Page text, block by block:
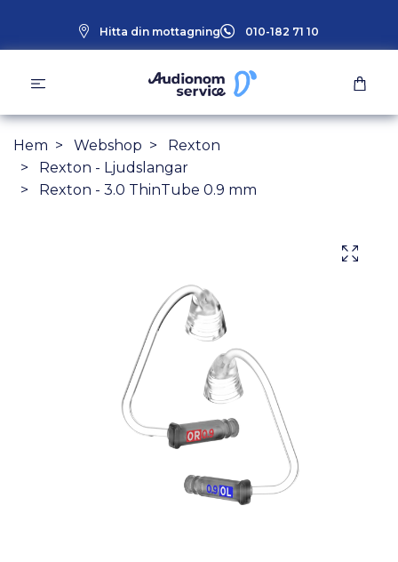
Hitta din mottagning 010-182 71 10
Hem Webshop
Rexton
Rexton - Ljudslangar
Rexton - 3.0 ThinTube 0.9 mm